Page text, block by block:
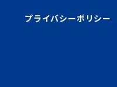
プライバシーポリシー